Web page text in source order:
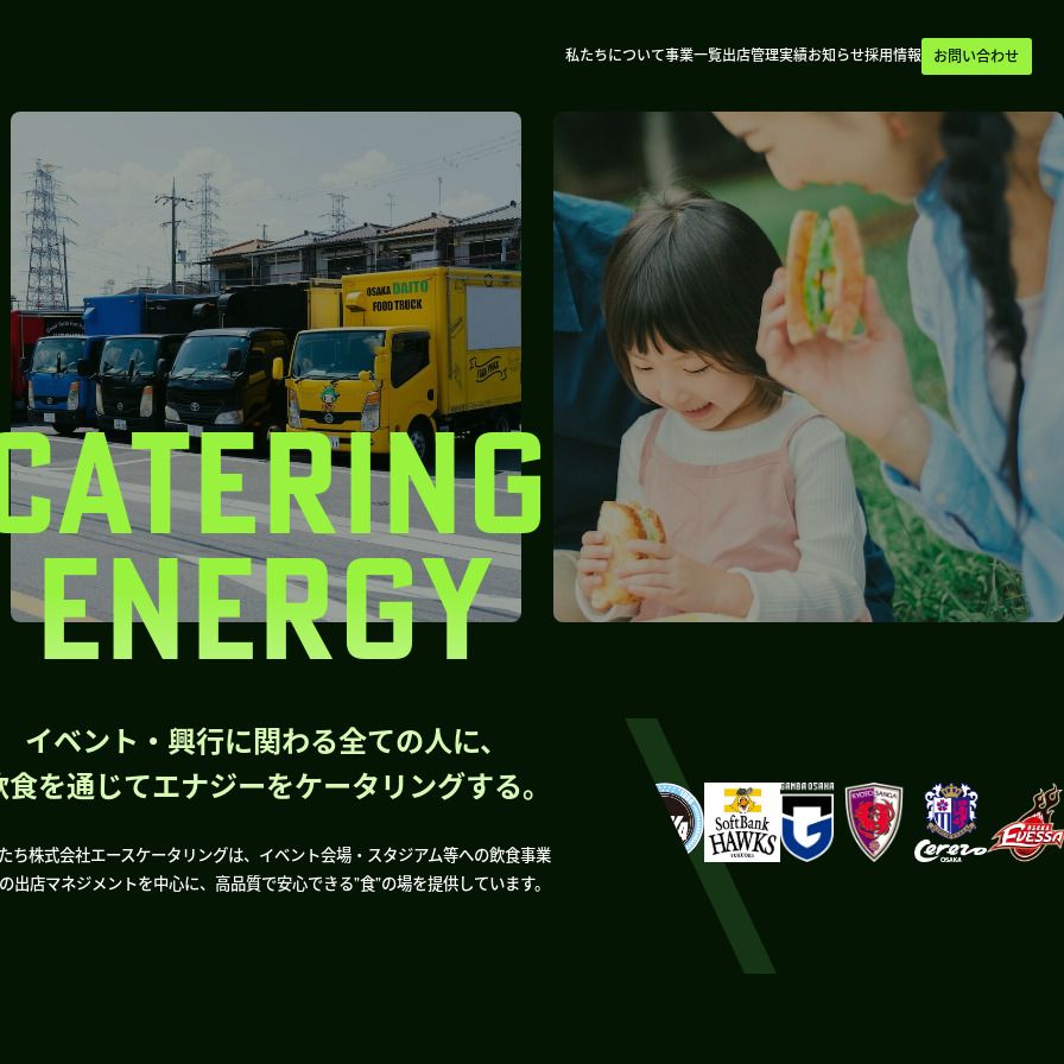
私たちについて事業一覧出店管理実績お知らせ採用情報 お問い合わせ
ENERGY
イベント・興行に関わる全ての人に、
食を通じてエナジーをケータリングする。
ち株式会社エースケータリングは、イベント会場・スタジアム等への飲食事業
出店マネジメントを中心に、高品質で安心できる”食”の場を提供しています。